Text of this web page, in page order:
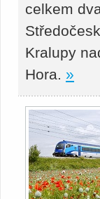
celkem
Kralupy
Hora. »